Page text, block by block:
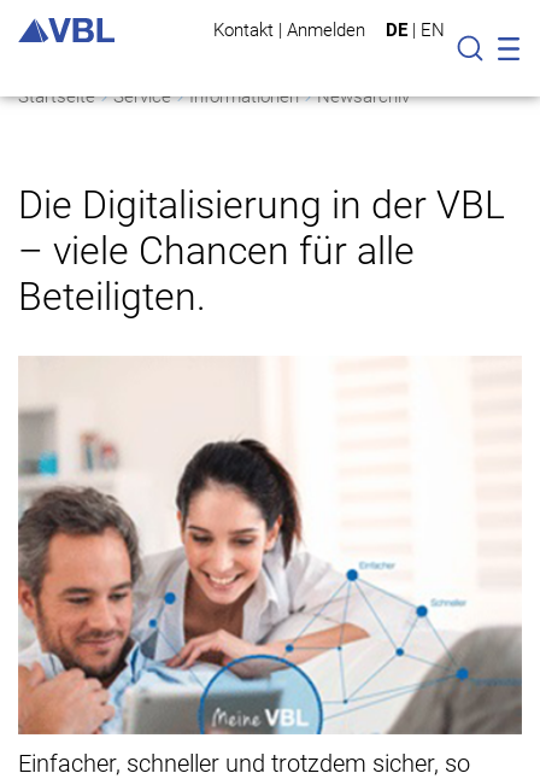
Kontakt | Anmelden DE | EN
Suche
Startseite Service Informationen Newsarchiv
Die Digitalisierung in der VBL
– viele Chancen für alle
Beteiligten.
Einfacher, schneller und trotzdem sicher, so